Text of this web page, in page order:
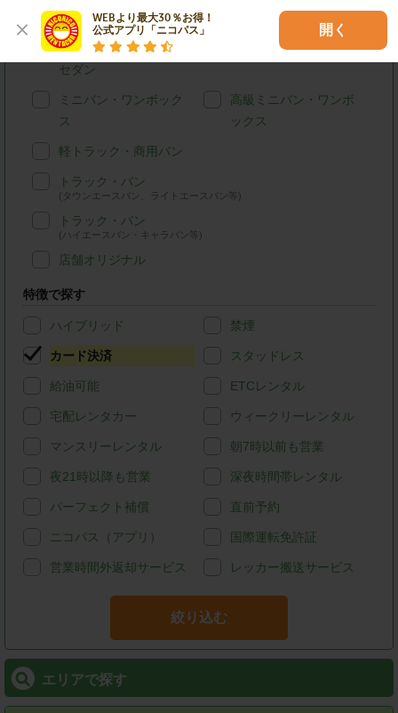
WEBより最大30％お得！
公式アプリ「ニコパス」
開く
軽自動車 コンパクトカー
ステーションワゴン・
セダン
ミニバン・ワンボック
ス
高級ミニバン・ワンボ
ックス
軽トラック・商用バン
トラック・バン
(タウンエースバン、ライトエースバン等)
トラック・バン
(ハイエースバン・キャラバン等)
店舗オリジナル
特徴で探す
ハイブリッド 禁煙
カード決済 スタッドレス
給油可能 ETCレンタル
宅配レンタカー ウィークリーレンタル
マンスリーレンタル 朝7時以前も営業
夜21時以降も営業 深夜時間帯レンタル
パーフェクト補償 直前予約
ニコパス（アプリ） 国際運転免許証
営業時間外返却サービス レッカー搬送サービス
絞り込む
エリアで探す